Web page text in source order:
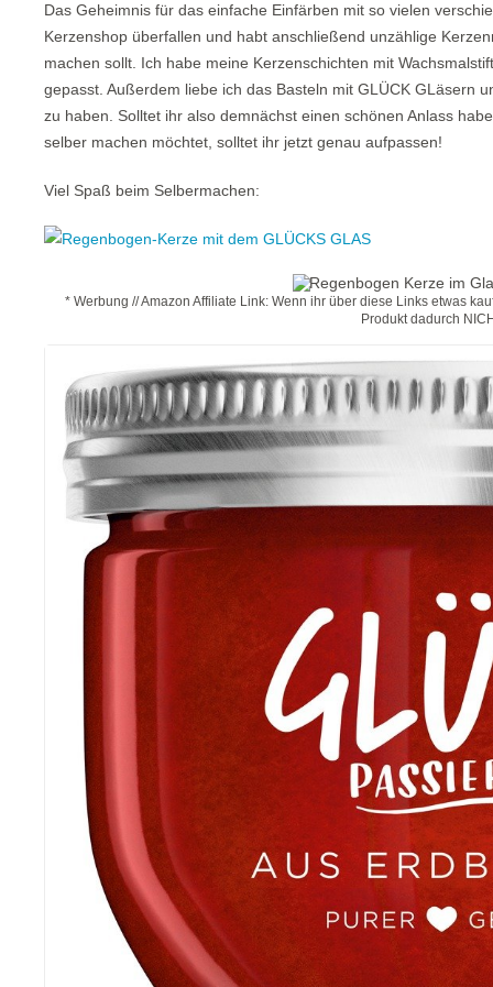
Das Geheimnis für das einfache Einfärben mit so vielen
Kerzenshop überfallen und habt anschließend unzählige
machen sollt. Ich habe meine Kerzenschichten mit
gepasst. Außerdem liebe ich das Basteln mit GLÜCK GLäsern
zu haben. Solltet ihr also demnächst einen schönen Anlass
selber machen möchtet, solltet ihr jetzt genau aufpassen!
Viel Spaß beim Selbermachen:
* Werbung // Amazon Affiliate Link: Wenn ihr über diese Links etwas
Produkt dadurch